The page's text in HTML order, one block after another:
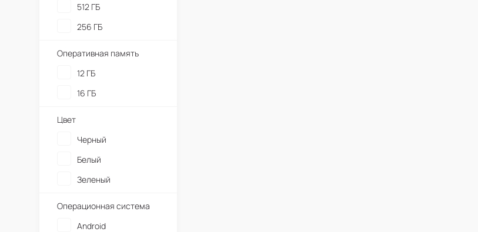
512 ГБ
256 ГБ
Оперативная память
12 ГБ
16 ГБ
Цвет
Черный
Белый
Зеленый
Операционная система
Android